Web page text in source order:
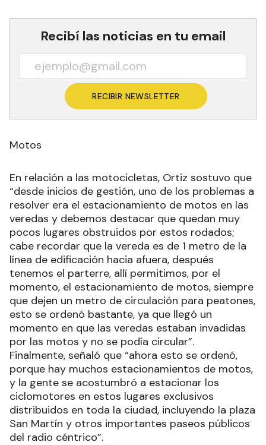
Recibí las noticias en tu email
RECIBIR NEWSLETTER
Motos
En relación a las motocicletas, Ortiz sostuvo que
“desde inicios de gestión, uno de los problemas a
resolver era el estacionamiento de motos en las
veredas y debemos destacar que quedan muy
pocos lugares obstruidos por estos rodados;
cabe recordar que la vereda es de 1 metro de la
línea de edificación hacia afuera, después
tenemos el parterre, allí permitimos, por el
momento, el estacionamiento de motos, siempre
que dejen un metro de circulación para peatones,
esto se ordenó bastante, ya que llegó un
momento en que las veredas estaban invadidas
por las motos y no se podía circular”.
Finalmente, señaló que “ahora esto se ordenó,
porque hay muchos estacionamientos de motos,
y la gente se acostumbró a estacionar los
ciclomotores en estos lugares exclusivos
distribuidos en toda la ciudad, incluyendo la plaza
San Martín y otros importantes paseos públicos
del radio céntrico”.